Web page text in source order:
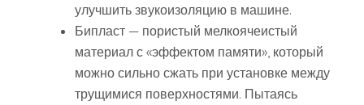
улучшить звукоизоляцию в машине.
Бипласт — пористый мелкоячеистый
материал с «эффектом памяти», который
можно сильно сжать при установке между
трущимися поверхностями. Пытаясь